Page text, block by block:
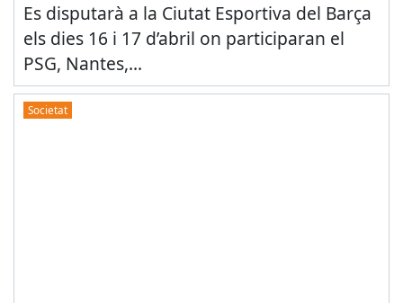
Es disputarà a la Ciutat Esportiva del Barça
els dies 16 i 17 d’abril on participaran el
PSG, Nantes,...
Societat